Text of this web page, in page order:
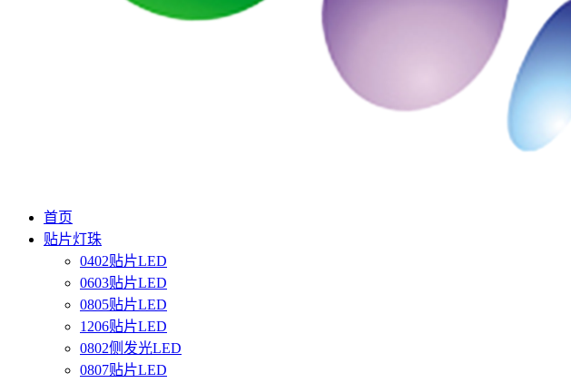
首页
贴片灯珠
0402贴片LED
0603贴片LED
0805贴片LED
1206贴片LED
0802侧发光LED
0807贴片LED